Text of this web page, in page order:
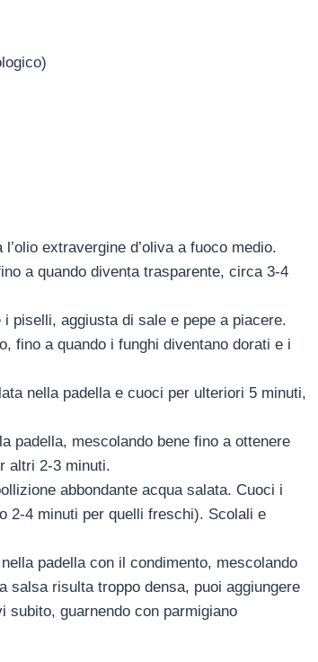
extravergine d’oliva a fuoco medio.
a quando diventa trasparente, circa 3-4
piselli, aggiusta di sale e pepe a piacere.
fino a quando i funghi diventano dorati e i
nella padella e cuoci per ulteriori 5 minuti,
padella, mescolando bene fino a ottenere
altri 2-3 minuti.
abbondante acqua salata. Cuoci i
2-4 minuti per quelli freschi). Scolali e
padella con il condimento, mescolando
salsa risulta troppo densa, puoi aggiungere
subito, guarnendo con parmigiano